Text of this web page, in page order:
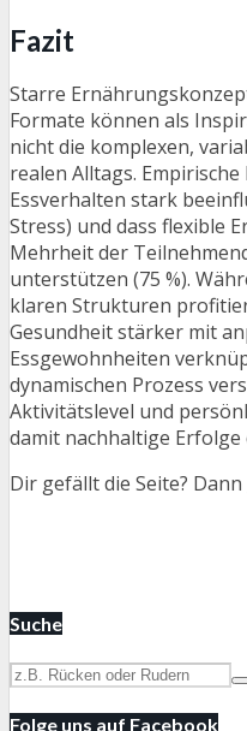
Fazit
Starre
Formate können als
nicht die komplexen,
realen Alltags.
Essverhalten stark
Stress) und dass flexible
Mehrheit der
unterstützen (75 %).
klaren Strukturen
Gesundheit stärker mit
Essgewohnheiten
dynamischen Prozess
Aktivitätslevel und
damit nachhaltige Erfolge
Dir gefällt die Seite?
Suche
Folge uns auf Facebook